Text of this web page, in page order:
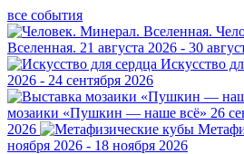
все события
Вселенная. 21 августа 2026 - 30
Искусство
2026 - 24 сентября 2026
мозаики «Пушкин — наше всё» 26
2026
ноября 2026 - 18 ноября 2026